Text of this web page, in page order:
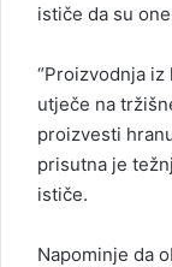
ističe da su
“Proizvodnja
utječe na
proizvesti
prisutna je
ističe.
Napominje da